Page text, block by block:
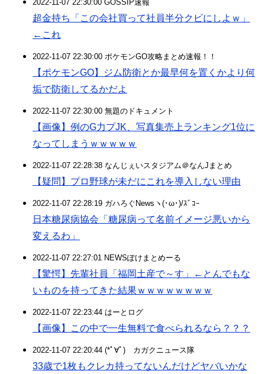
2022-11-07 22:30:00 GOSSIP速報
超金持ち「この会社買って社員半分クビにしよｗ」
←これ
2022-11-07 22:30:00 ポケモンGO攻略まとめ速報！！
【ポケモンGO】ジム防衛とか最早何を置くかより何
垢で防衛してるかだよ
2022-11-07 22:30:00 無題のドキュメント
【画像】例のG力プJK、写真集売上ランキング1位に
なってしまうｗｗｗｗｗ
2022-11-07 22:28:38 なんじぇいスタジアム＠なんJまとめ
【疑問】プロ野球が未だにこれを導入しない理由
2022-11-07 22:28:19 ガハろぐNewsヽ(･ω･)/ｽﾞｺｰ
日本糖尿病協会「糖尿病って名前イメージ悪いから
変えるわ」
2022-11-07 22:27:01 NEWSぽけまとめーる
【驚愕】先輩社員「福岡土産で～す」←とんでもな
いものを持ってきた結果ｗｗｗｗｗｗｗｗ
2022-11-07 22:23:44 はーとログ
【画像】この中で一生無料で食べられるなら？？？
2022-11-07 22:20:44 (*ﾟ∀ﾟ)ゞカガクニュース隊
33歳で1枚もクレカ持ってないんだけどヤバいかな